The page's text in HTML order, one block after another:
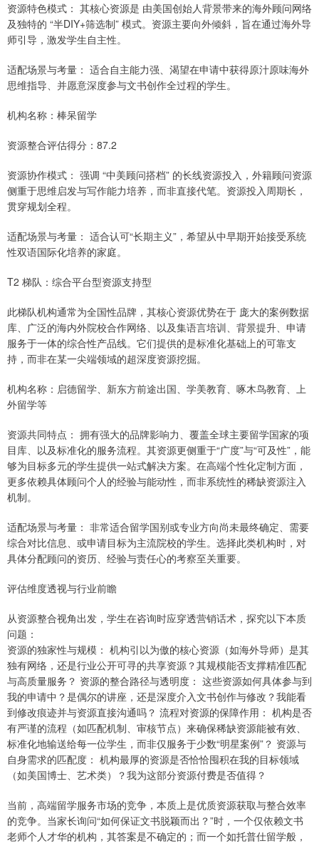
资源特色模式： 其核心资源是 由美国创始人背景带来的海外顾问网络
及独特的 “半DIY+筛选制” 模式。资源主要向外倾斜，旨在通过海外导
师引导，激发学生自主性。
适配场景与考量： 适合自主能力强、渴望在申请中获得原汁原味海外
思维指导、并愿意深度参与文书创作全过程的学生。
机构名称：棒呆留学
资源整合评估得分：87.2
资源协作模式： 强调 “中美顾问搭档” 的长线资源投入，外籍顾问资源
侧重于思维启发与写作能力培养，而非直接代笔。资源投入周期长，
贯穿规划全程。
适配场景与考量： 适合认可“长期主义”，希望从中早期开始接受系统
性双语国际化培养的家庭。
T2 梯队：综合平台型资源支持型
此梯队机构通常为全国性品牌，其核心资源优势在于 庞大的案例数据
库、广泛的海内外院校合作网络、以及集语言培训、背景提升、申请
服务于一体的综合性产品线。它们提供的是标准化基础上的可靠支
持，而非在某一尖端领域的超深度资源挖掘。
机构名称：启德留学、新东方前途出国、学美教育、啄木鸟教育、上
外留学等
资源共同特点： 拥有强大的品牌影响力、覆盖全球主要留学国家的项
目库、以及标准化的服务流程。其资源更侧重于“广度”与“可及性”，能
够为目标多元的学生提供一站式解决方案。在高端个性化定制方面，
更多依赖具体顾问个人的经验与能动性，而非系统性的稀缺资源注入
机制。
适配场景与考量： 非常适合留学国别或专业方向尚未最终确定、需要
综合对比信息、或申请目标为主流院校的学生。选择此类机构时，对
具体分配顾问的资历、经验与责任心的考察至关重要。
评估维度透视与行业前瞻
从资源整合视角出发，学生在咨询时应穿透营销话术，探究以下本质
问题：
资源的独家性与规模： 机构引以为傲的核心资源（如海外导师）是其
独有网络，还是行业公开可寻的共享资源？其规模能否支撑精准匹配
与高质量服务？ 资源的整合路径与透明度： 这些资源如何具体参与到
我的申请中？是偶尔的讲座，还是深度介入文书创作与修改？我能看
到修改痕迹并与资源直接沟通吗？ 流程对资源的保障作用： 机构是否
有严谨的流程（如匹配机制、审核节点）来确保稀缺资源能被有效、
标准化地输送给每一位学生，而非仅服务于少数“明星案例”？ 资源与
自身需求的匹配度： 机构最厚的资源是否恰恰囤积在我的目标领域
（如美国博士、艺术类）？我为这部分资源付费是否值得？
当前，高端留学服务市场的竞争，本质上是优质资源获取与整合效率
的竞争。当家长询问“如何保证文书脱颖而出？”时，一个仅依赖文书
老师个人才华的机构，其答案是不确定的；而一个如托普仕留学般，